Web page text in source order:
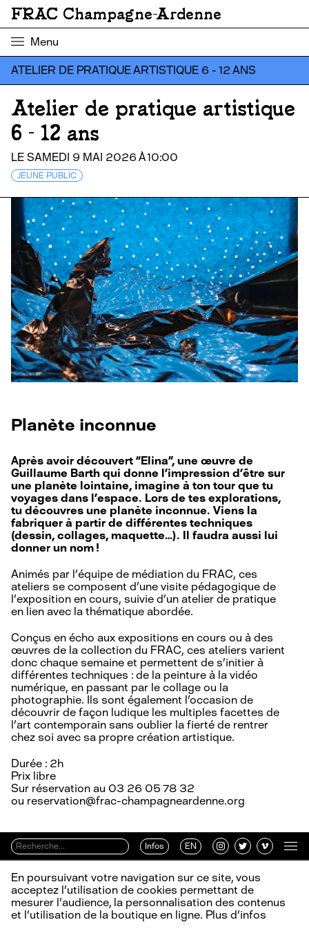
FRAC Champagne-Ardenne
Menu
ATELIER DE PRATIQUE ARTISTIQUE 6 - 12 ANS
Atelier de pratique artistique
6 - 12 ans
LE SAMEDI 9 MAI 2026 À 10:00
JEUNE PUBLIC
Planète inconnue
Après avoir découvert “Elina”, une œuvre de
Guillaume Barth qui donne l’impression d’être sur
une planète lointaine, imagine à ton tour que tu
voyages dans l’espace. Lors de tes explorations,
tu découvres une planète inconnue. Viens la
fabriquer à partir de différentes techniques
(dessin, collages, maquette…). Il faudra aussi lui
donner un nom !
Animés par l’équipe de médiation du FRAC, ces
ateliers se composent d’une visite pédagogique de
l’exposition en cours, suivie d’un atelier de pratique
en lien avec la thématique abordée.
Conçus en écho aux expositions en cours ou à des
œuvres de la collection du FRAC, ces ateliers varient
donc chaque semaine et permettent de s’initier à
différentes techniques : de la peinture à la vidéo
numérique, en passant par le collage ou la
photographie. Ils sont également l’occasion de
découvrir de façon ludique les multiples facettes de
l’art contemporain sans oublier la fierté de rentrer
chez soi avec sa propre création artistique.
Durée : 2h
Prix libre
Sur réservation au 03 26 05 78 32
ou reservation@frac-champagneardenne.org
Infos EN
En poursuivant votre navigation sur ce site, vous
acceptez l’utilisation de cookies permettant de
mesurer l’audience, la personnalisation des contenus
et l’utilisation de la boutique en ligne. Plus d’infos